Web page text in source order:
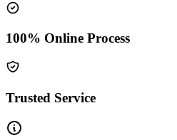
100% Online Process
Trusted Service